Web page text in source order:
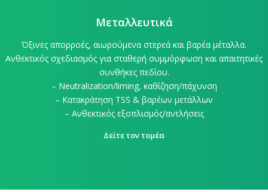
Μεταλλευτικά
Όξινες απορροές, αιωρούμενα στερεά και βαρέα μέταλλα.
Ανθεκτικός σχεδιασμός για σταθερή συμμόρφωση και απαιτητικές
συνθήκες πεδίου.
– Neutralization/liming, καθίζηση/πάχυνση
– Κατακράτηση TSS & βαρέων μετάλλων
– Ανθεκτικός εξοπλισμός/αντλήσεις
Δείτε τον τομέα